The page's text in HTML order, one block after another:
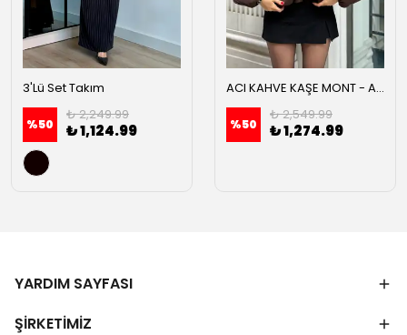
3'Lü Set Takım
%50
₺ 2,249.99
₺ 1,124.99
ACI KAHVE KAŞE MONT - Acı kahve
%50
₺ 2,549.99
₺ 1,274.99
YARDIM SAYFASI
ŞİRKETİMİZ